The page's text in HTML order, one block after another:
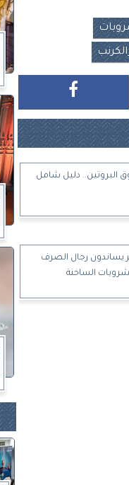
البروتين.. دليل شامل
يساندون رجال الصرف
الساخنة